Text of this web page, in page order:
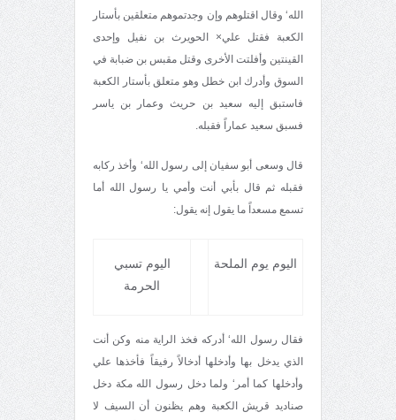
الله‘ وقال اقتلوهم وإن وجدتموهم متعلقين بأستار
الكعبة فقتل علي× الحويرث بن نفيل وإحدى
القينتين وأفلتت الأخرى وقتل مقبس بن ضبابة في
السوق وأدرك ابن خطل وهو متعلق بأستار الكعبة
فاستبق إليه سعيد بن حريث وعمار بن ياسر
فسبق سعيد عماراً فقبله.
قال وسعى أبو سفيان إلى رسول الله‘ وأخذ ركابه
فقبله ثم قال بأبي أنت وأمي يا رسول الله أما
تسمع مسعداً ما يقول إنه يقول:
اليوم يوم الملحة
اليوم تسبي
الحرمة
فقال رسول الله‘ أدركه فخذ الراية منه وكن أنت
الذي يدخل بها وأدخلها أدخالاً رفيقاً فأخذها علي
وأدخلها كما أمر‘ ولما دخل رسول الله مكة دخل
صناديد قريش الكعبة وهم يظنون أن السيف لا